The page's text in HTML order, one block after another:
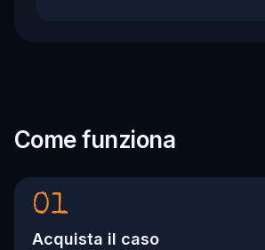
Come funziona
01
Acquista il caso